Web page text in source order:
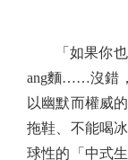
「如果你也
ang麵……沒錯
以幽默而權威
拖鞋、不能喝
球性的「中式